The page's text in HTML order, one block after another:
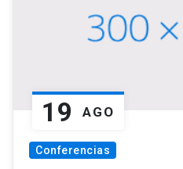
19 AGO
Conferencias